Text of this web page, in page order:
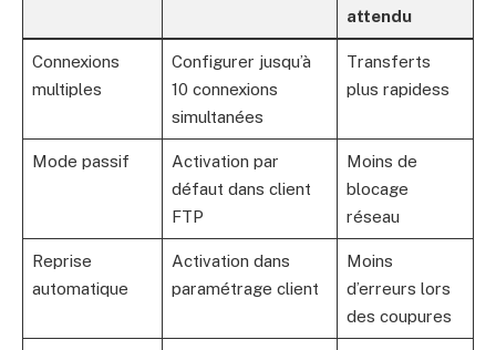
attendu
Connexions
multiples
Configurer jusqu’à
10 connexions
simultanées
Transferts
plus rapidess
Mode passif
Activation par
défaut dans client
FTP
Moins de
blocage
réseau
Reprise
automatique
Activation dans
paramétrage client
Moins
d’erreurs lors
des coupures